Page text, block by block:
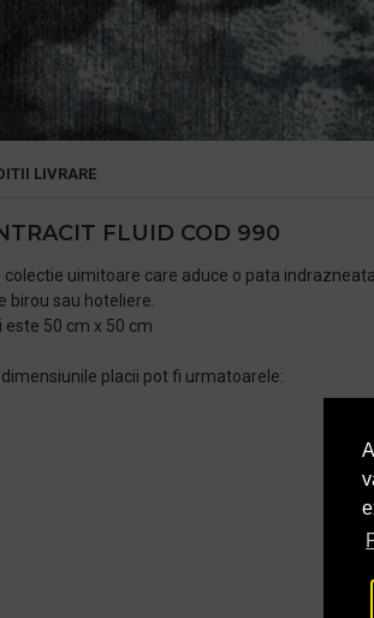
LIVRARE
FLUID COD 990
colectie uimitoare care aduce o pata
birou sau hoteliere.
este 50 cm x 50 cm
placii pot fi urmatoarele: